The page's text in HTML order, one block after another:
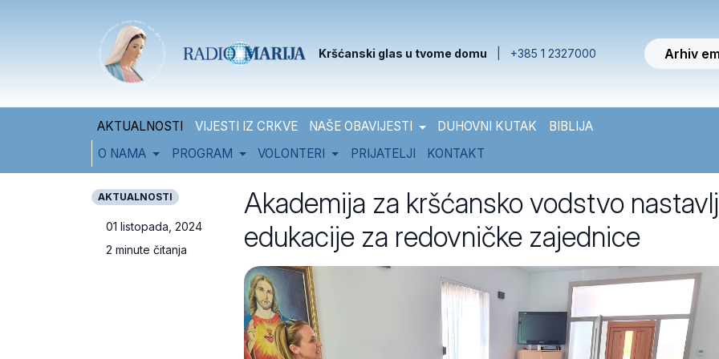
Kršćanski glas u tvome domu +385 1 2327000 Arhiv
AKTUALNOSTI VIJESTI IZ CRKVE NAŠE OBAVIJESTI DUHOVNI KUTAK
BIBLIJA
O NAMA
PROGRAM VOLONTERI PRIJATELJI KONTAKT
AKTUALNOSTI
01 listopada, 2024
2 minute čitanja
Akademija za kršćansko vodstvo
edukacije za redovničke zajednice